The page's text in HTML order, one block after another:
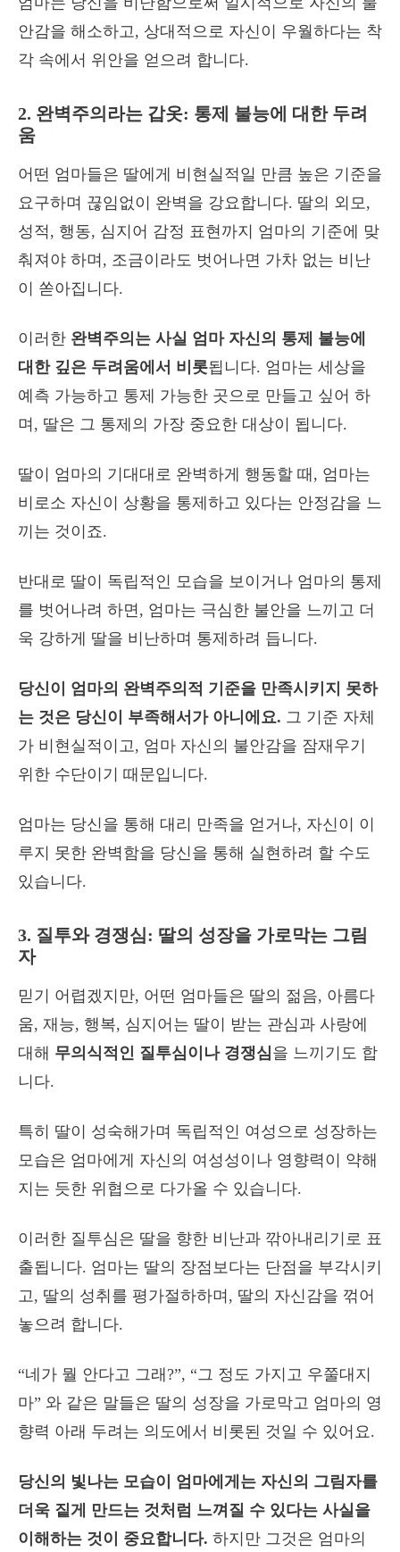
안감을 해소하고, 상대적으로 자신이 우월하다는 착
각 속에서 위안을 얻으려 합니다.
2. 완벽주의라는 갑옷: 통제 불능에 대한 두려
움
어떤 엄마들은 딸에게 비현실적일 만큼 높은 기준을
요구하며 끊임없이 완벽을 강요합니다. 딸의 외모,
성적, 행동, 심지어 감정 표현까지 엄마의 기준에 맞
춰져야 하며, 조금이라도 벗어나면 가차 없는 비난
이 쏟아집니다.
이러한 완벽주의는 사실 엄마 자신의 통제 불능에
대한 깊은 두려움에서 비롯됩니다. 엄마는 세상을
예측 가능하고 통제 가능한 곳으로 만들고 싶어 하
며, 딸은 그 통제의 가장 중요한 대상이 됩니다.
딸이 엄마의 기대대로 완벽하게 행동할 때, 엄마는
비로소 자신이 상황을 통제하고 있다는 안정감을 느
끼는 것이죠.
반대로 딸이 독립적인 모습을 보이거나 엄마의 통제
를 벗어나려 하면, 엄마는 극심한 불안을 느끼고 더
욱 강하게 딸을 비난하며 통제하려 듭니다.
당신이 엄마의 완벽주의적 기준을 만족시키지 못하
는 것은 당신이 부족해서가 아니에요. 그 기준 자체
가 비현실적이고, 엄마 자신의 불안감을 잠재우기
위한 수단이기 때문입니다.
엄마는 당신을 통해 대리 만족을 얻거나, 자신이 이
루지 못한 완벽함을 당신을 통해 실현하려 할 수도
있습니다.
3. 질투와 경쟁심: 딸의 성장을 가로막는 그림
자
믿기 어렵겠지만, 어떤 엄마들은 딸의 젊음, 아름다
움, 재능, 행복, 심지어는 딸이 받는 관심과 사랑에
대해 무의식적인 질투심이나 경쟁심 을 느끼기도 합
니다.
특히 딸이 성숙해가며 독립적인 여성으로 성장하는
모습은 엄마에게 자신의 여성성이나 영향력이 약해
지는 듯한 위협으로 다가올 수 있습니다.
이러한 질투심은 딸을 향한 비난과 깎아내리기로 표
출됩니다. 엄마는 딸의 장점보다는 단점을 부각시키
고, 딸의 성취를 평가절하하며, 딸의 자신감을 꺾어
놓으려 합니다.
“네가 뭘 안다고 그래?”, “그 정도 가지고 우쭐대지
마” 와 같은 말들은 딸의 성장을 가로막고 엄마의 영
향력 아래 두려는 의도에서 비롯된 것일 수 있어요.
당신의 빛나는 모습이 엄마에게는 자신의 그림자를
더욱 짙게 만드는 것처럼 느껴질 수 있다는 사실을
이해하는 것이 중요합니다. 하지만 그것은 엄마의